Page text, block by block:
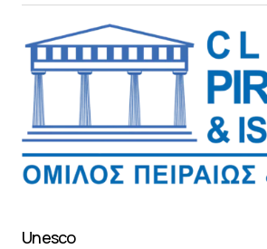
Unesco